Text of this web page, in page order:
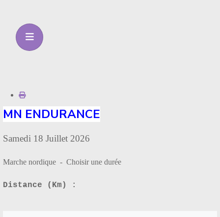
MN ENDURANCE
Samedi 18 Juillet 2026
Marche nordique - Choisir une durée
Distance (Km) :